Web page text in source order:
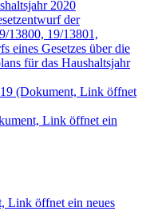
2020
der
13800, 19/13801,
eines Gesetzes über die
für das Haushaltsjahr
(Dokument, Link öffnet
Link öffnet ein
Link öffnet ein neues